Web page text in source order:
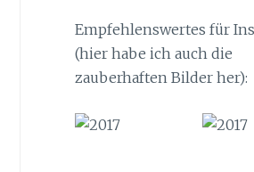
Empfehlenswertes für
(hier habe ich auch die
zauberhaften Bilder her):